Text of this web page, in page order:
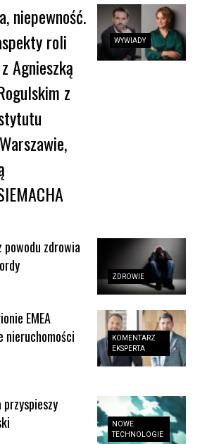
WYWIADY
niepewność.
roli
Agnieszką
z
ZDROWIE
zdrowia
KOMENTARZ
EKSPERTA
EMEA
nieruchomości
NOWE
TECHNOLOGIE